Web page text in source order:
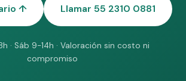
↑ Llamar 55 2310 0881
· Sáb 9-14h · Valoración sin costo ni
compromiso